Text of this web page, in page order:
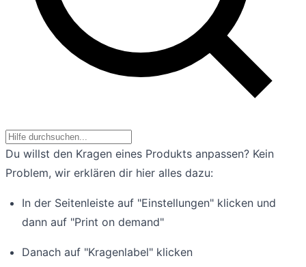
Du willst den Kragen eines Produkts anpassen? Kein
Problem, wir erklären dir hier alles dazu:
In der Seitenleiste auf "Einstellungen" klicken und
dann auf "Print on demand"
Danach auf "Kragenlabel" klicken